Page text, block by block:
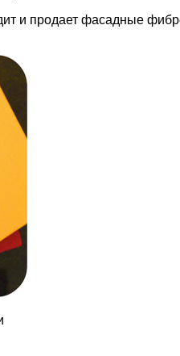
и продает фасадные